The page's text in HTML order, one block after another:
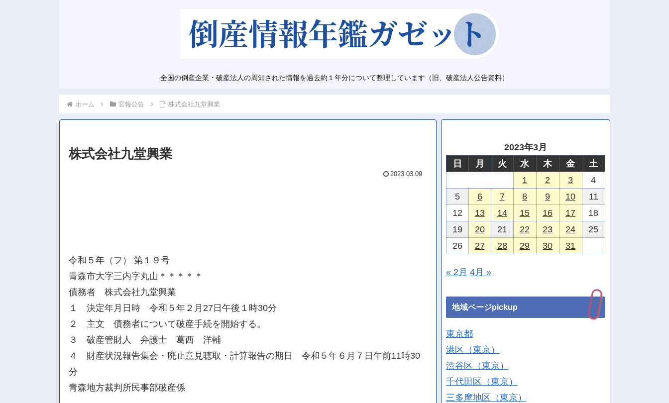
全国の倒産企業・破産法人の周知された情報を過去約１年分について整理しています（旧、破産法人公告資料）
ホーム 官報公告 株式会社九堂興業
株式会社九堂興業
2023.03.09
令和５年（フ） 第１９号
青森市大字三内字丸山＊＊＊＊＊
債務者 株式会社九堂興業
１ 決定年月日時 令和５年２月27日午後１時30分
２ 主文 債務者について破産手続を開始する。
３ 破産管財人 弁護士 葛西 洋輔
４ 財産状況報告集会・廃止意見聴取・計算報告の期日 令和５年６月７日午前11時30
分
青森地方裁判所民事部破産係
2023年3月
日
月 火 水 木 金
土
1
2 3
4
5
6 7 8 9 10
11
12
13 14 15 16 17
18
19
20 21 22 23 24
25
26
27 28 29 30 31
« 2月 4月 »
地域ページpickup
東京都
港区（東京）
渋谷区（東京）
千代田区（東京）
三多摩地区（東京）